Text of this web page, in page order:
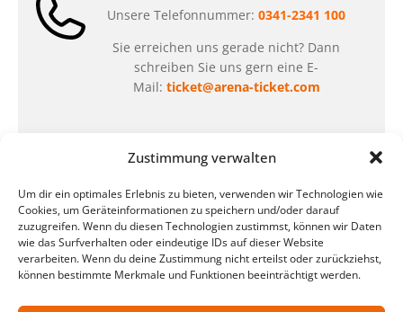
Zustimmung verwalten
Um dir ein optimales Erlebnis zu bieten, verwenden wir Technologien wie
Cookies, um Geräteinformationen zu speichern und/oder darauf
zuzugreifen. Wenn du diesen Technologien zustimmst, können wir Daten
wie das Surfverhalten oder eindeutige IDs auf dieser Website
verarbeiten. Wenn du deine Zustimmung nicht erteilst oder zurückziehst,
können bestimmte Merkmale und Funktionen beeinträchtigt werden.
Unsere Telefonnummer: 0341-2341 100
Sie erreichen uns gerade nicht? Dann
schreiben Sie uns gern eine E-
Mail: ticket@arena-ticket.com
unsere Sonderöffnungszeiten im Sommer:
in der Zeit vom 06.07. – 07.08.2026
Montag – Freitag: 10-18 Uhr Samstag:
geschlossen